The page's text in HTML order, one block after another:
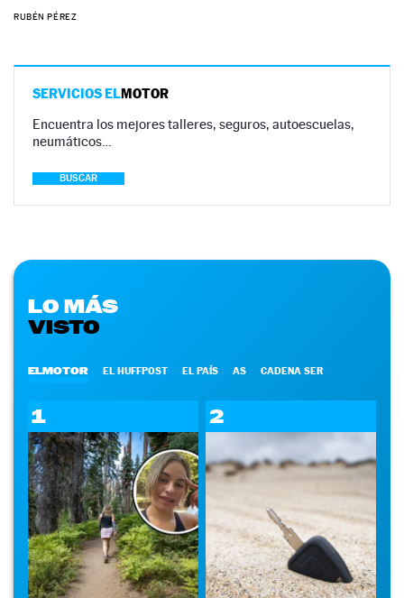
RUBÉN PÉREZ
SERVICIOS ELMOTOR
Encuentra los mejores talleres, seguros, autoescuelas,
neumáticos…
BUSCAR
LO MÁS
VISTO
ELMOTOR EL HUFFPOST EL PAÍS AS CADENA SER
1 2